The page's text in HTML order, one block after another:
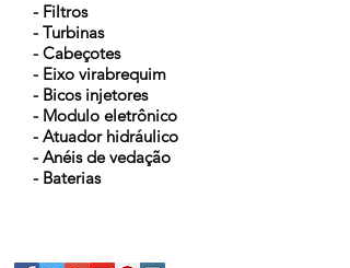
- Filtros
- Turbinas
- Cabeçotes
- Eixo virabrequim
- Bicos injetores
- Modulo eletrônico
- Atuador hidráulico
- Anéis de vedação
- Baterias